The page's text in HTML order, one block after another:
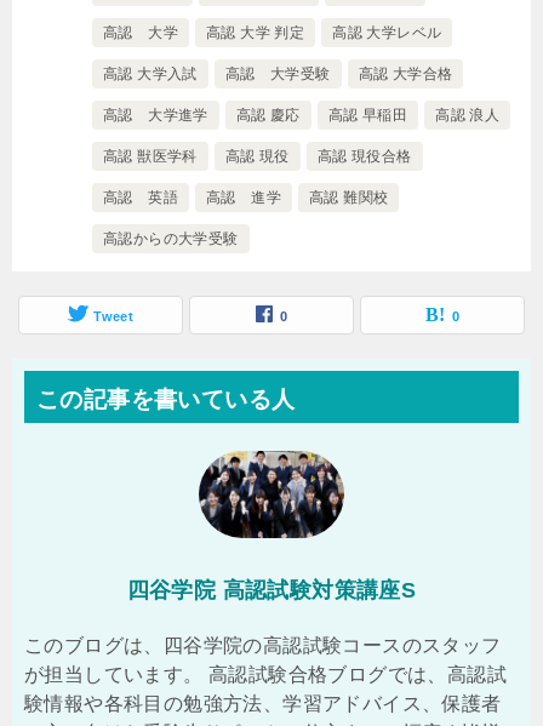
高認 大学 高認 大学 判定 高認 大学レベル
高認 大学入試 高認 大学受験 高認 大学合格
高認 大学進学 高認 慶応 高認 早稲田 高認 浪人
高認 獣医学科 高認 現役 高認 現役合格
高認 英語 高認 進学 高認 難関校
高認からの大学受験
Tweet 0 0
この記事を書いている人
四谷学院 高認試験対策講座S
このブログは、四谷学院の高認試験コースのスタッフ
が担当しています。 高認試験合格ブログでは、高認試
験情報や各科目の勉強方法、学習アドバイス、保護者